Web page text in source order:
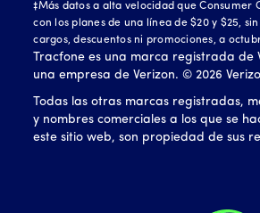
‡Más datos a alta velocidad que Consumer
con los planes de una línea de $20 y $25,
cargos, descuentos ni promociones, a
Tracfone es una marca registrada de
una empresa de Verizon. ©2026
Todas las otras marcas registradas,
y nombres comerciales a los que se
este sitio web, son propiedad de sus